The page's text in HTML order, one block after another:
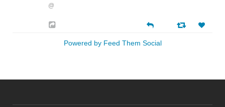
@
Powered by Feed Them Social